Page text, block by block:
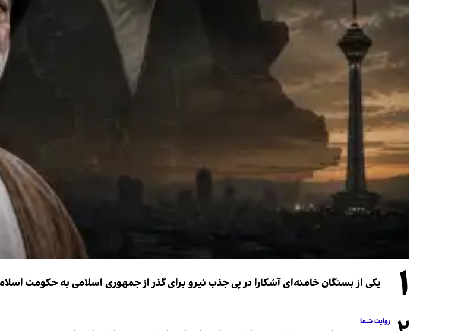
۱ یکی از بستگان خامنه‌ای آشکارا در پی جذب نیرو برای گذر از جمهوری اسلامی به حکومت
روایت شما